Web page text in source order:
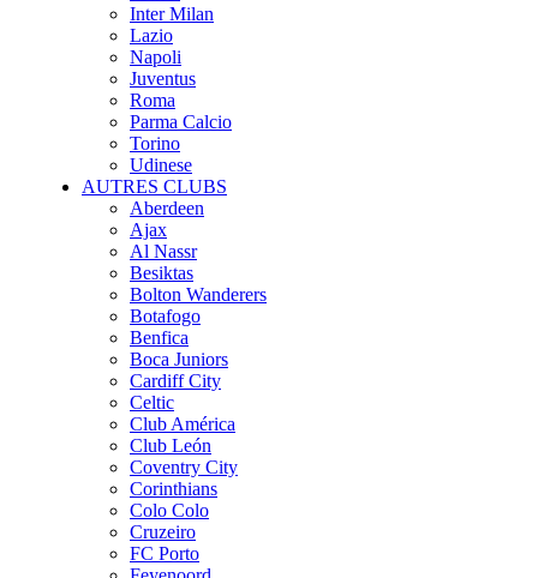
Inter Milan
Lazio
Napoli
Juventus
Roma
Parma Calcio
Torino
Udinese
AUTRES CLUBS
Aberdeen
Ajax
Al Nassr
Besiktas
Bolton Wanderers
Botafogo
Benfica
Boca Juniors
Cardiff City
Celtic
Club América
Club León
Coventry City
Corinthians
Colo Colo
Cruzeiro
FC Porto